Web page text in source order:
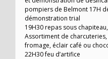
pompiers de Belmont 17H
démonstration trial
19H30 repas sous
Assortiment de
fromage, éclair café ou
22H30 feu d’artifice